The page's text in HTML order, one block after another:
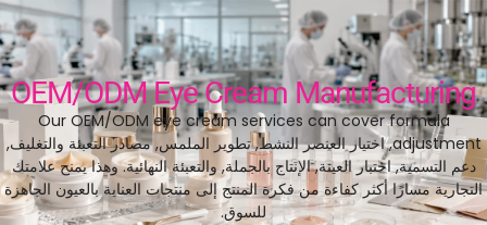
OEM/ODM Eye Cream Manufacturing
Our OEM/ODM eye cream services can cover formula
adjustment, اختيار العنصر النشط, تطوير الملمس, مصادر التعبئة والتغليف,
دعم التسمية, اختبار العينة, الإنتاج بالجملة, والتعبئة النهائية. وهذا يمنح علامتك
التجارية مسارًا أكثر كفاءة من فكرة المنتج إلى منتجات العناية بالعيون الجاهزة
للسوق.